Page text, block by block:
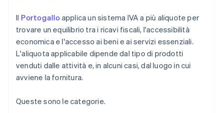
Il Portogallo applica un sistema IVA a più aliquote per
trovare un equilibrio tra i ricavi fiscali, l'accessibilità
economica e l'accesso ai beni e ai servizi essenziali.
L'aliquota applicabile dipende dal tipo di prodotti
venduti dalle attività e, in alcuni casi, dal luogo in cui
avviene la fornitura.
Queste sono le categorie.